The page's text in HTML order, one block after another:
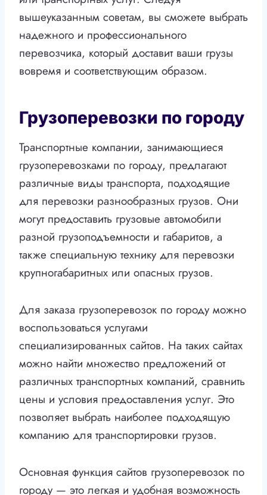
вышеуказанным советам, вы сможете выбрать
надежного и профессионального
перевозчика, который доставит ваши грузы
вовремя и соответствующим образом.
Грузоперевозки по городу
Транспортные компании, занимающиеся
грузоперевозками по городу, предлагают
различные виды транспорта, подходящие
для перевозки разнообразных грузов. Они
могут предоставить грузовые автомобили
разной грузоподъемности и габаритов, а
также специальную технику для перевозки
крупногабаритных или опасных грузов.
Для заказа грузоперевозок по городу можно
воспользоваться услугами
специализированных сайтов. На таких сайтах
можно найти множество предложений от
различных транспортных компаний, сравнить
цены и условия предоставления услуг. Это
позволяет выбрать наиболее подходящую
компанию для транспортировки грузов.
Основная функция сайтов грузоперевозок по
городу — это легкая и удобная возможность